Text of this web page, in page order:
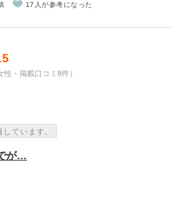
17人が参考になった
・掲載口コミ8件）
ています。
が…